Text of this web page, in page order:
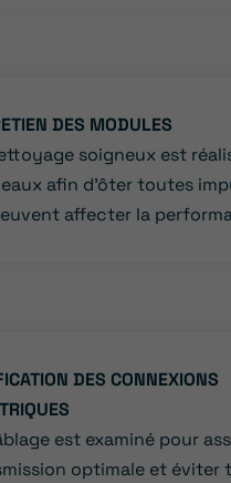
DES MODULES
soigneux est
afin d’ôter toutes
affecter la
DES CONNEXIONS
est examiné pour
optimale et éviter